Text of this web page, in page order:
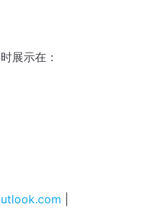
展示在：